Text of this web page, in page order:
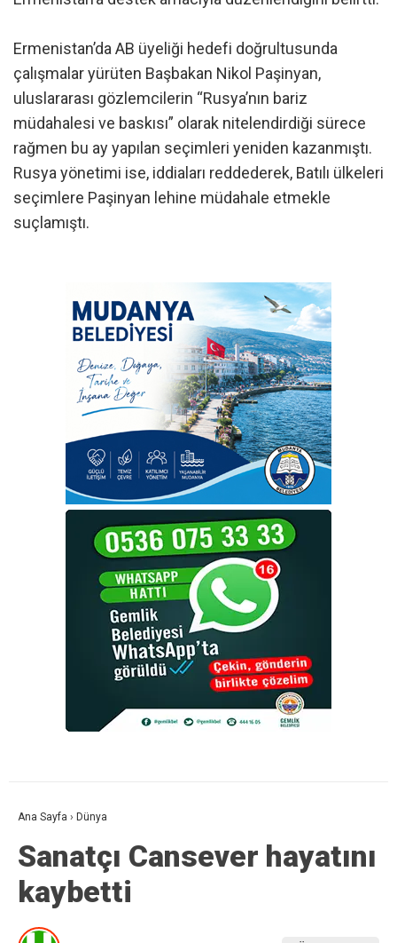
Ermenistan’da AB üyeliği hedefi doğrultusunda
çalışmalar yürüten Başbakan Nikol Paşinyan,
uluslararası gözlemcilerin “Rusya’nın bariz
müdahalesi ve baskısı” olarak nitelendirdiği sürece
rağmen bu ay yapılan seçimleri yeniden kazanmıştı.
Rusya yönetimi ise, iddiaları reddederek, Batılı ülkeleri
seçimlere Paşinyan lehine müdahale etmekle
suçlamıştı.
Ana Sayfa › Dünya
Sanatçı Cansever hayatını
kaybetti